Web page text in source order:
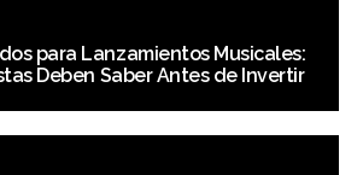
para Lanzamientos Musicales:
Deben Saber Antes de Invertir